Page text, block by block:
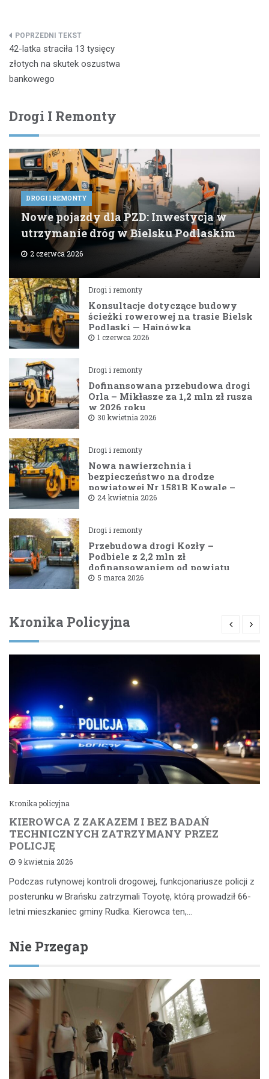
Nawigacja
wpisu
42-latka straciła 13 tysięcy
złotych na skutek oszustwa
bankowego
Drogi I Remonty
DROGI I REMONTY
Nowe pojazdy dla PZD: Inwestycja w
utrzymanie dróg w Bielsku Podlaskim
2 czerwca 2026
Drogi i remonty
Konsultacje dotyczące budowy
ścieżki rowerowej na trasie Bielsk
Podlaski — Hajnówka
1 czerwca 2026
Drogi i remonty
Dofinansowana przebudowa drogi
Orla – Mikłasze za 1,2 mln zł rusza
w 2026 roku
30 kwietnia 2026
Drogi i remonty
Nowa nawierzchnia i
bezpieczeństwo na drodze
powiatowej Nr 1581B Kowale –
Filipy
24 kwietnia 2026
Drogi i remonty
Przebudowa drogi Kozły –
Podbiele z 2,2 mln zł
dofinansowaniem od powiatu
bielskiego
5 marca 2026
Kronika Policyjna
Kronika policyjna
KIEROWCA Z ZAKAZEM I BEZ BADAŃ
TECHNICZNYCH ZATRZYMANY PRZEZ
POLICJĘ
9 kwietnia 2026
Podczas rutynowej kontroli drogowej, funkcjonariusze policji z
posterunku w Brańsku zatrzymali Toyotę, którą prowadził 66-
letni mieszkaniec gminy Rudka. Kierowca ten,…
Nie Przegap